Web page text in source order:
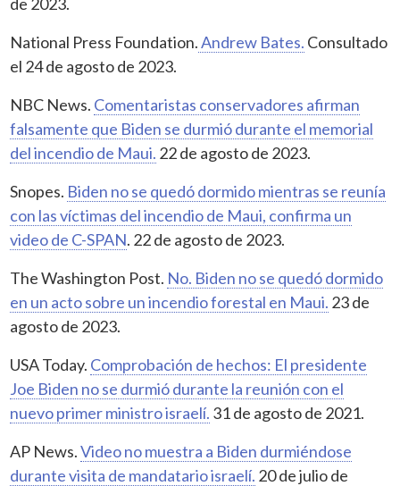
National Press Foundation.Andrew Bates. Consultado
el 24 de agosto de 2023.
NBC News. Comentaristas conservadores afirman
falsamente que Biden se durmió durante el memorial
del incendio de Maui. 22 de agosto de 2023.
Snopes. Biden no se quedó dormido mientras se reunía
con las víctimas del incendio de Maui, confirma un
video de C-SPAN. 22 de agosto de 2023.
The Washington Post. No. Biden no se quedó dormido
en un acto sobre un incendio forestal en Maui. 23 de
agosto de 2023.
USA Today. Comprobación de hechos: El presidente
Joe Biden no se durmió durante la reunión con el
nuevo primer ministro israelí. 31 de agosto de 2021.
AP News.Video no muestra a Biden durmiéndose
durante visita de mandatario israelí. 20 de julio de